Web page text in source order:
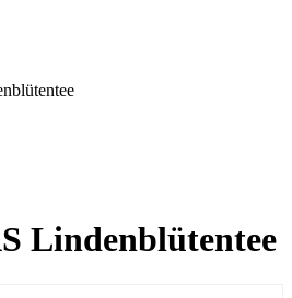
Lindenblütentee